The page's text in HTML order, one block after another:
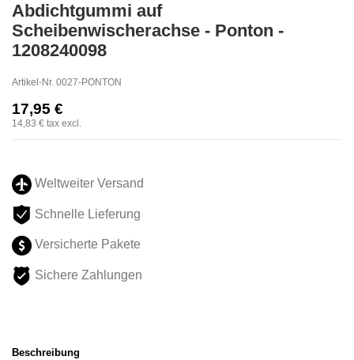
Abdichtgummi auf
Scheibenwischerachse - Ponton -
1208240098
Artikel-Nr. 0027-PONTON
17,95 €
14,83 € tax excl.
Weltweiter Versand
Schnelle Lieferung
Versicherte Pakete
Sichere Zahlungen
Beschreibung